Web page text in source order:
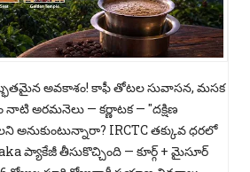
అవకాశం! కాఫీ తోటల సువాసన, మసక
అరమనెలు — కర్ణాటక — "దక్షిణ
అనుకుంటున్నారా? IRCTC తక్కువ ధరలో
ప్యాకేజీ తీసుకొచ్చింది — కూర్గ్ + మైసూర్